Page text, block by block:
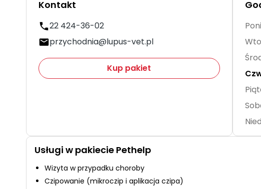
Kontakt
22 424-36-02
przychodnia@lupus-vet.pl
Kup pakiet
Usługi w pakiecie Pethelp
Wizyta w przypadku choroby
Czipowanie (mikroczip i aplikacja czipa)